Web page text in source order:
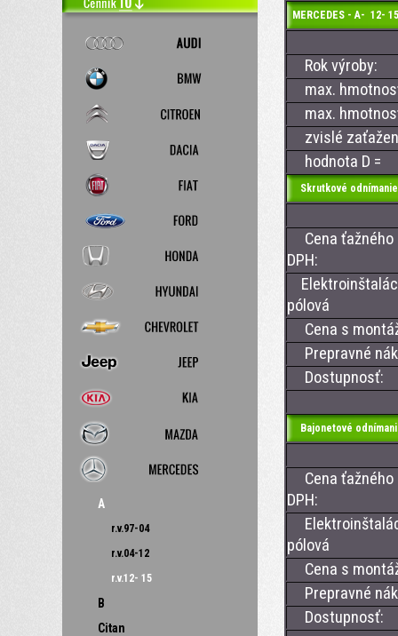
A
r.v.97-04
r.v.04-12
r.v.12- 15
B
Citan
MERCEDES - A-
Rok výroby:
max.
max.
zvislé
hodnota D =
Skrutkové
Cena ťažného
DPH:
pólová
Cena s
Prepravné
Dostupnosť:
Bajonetové
Cena ťažného
DPH:
pólová
Cena s
Prepravné
Dostupnosť: